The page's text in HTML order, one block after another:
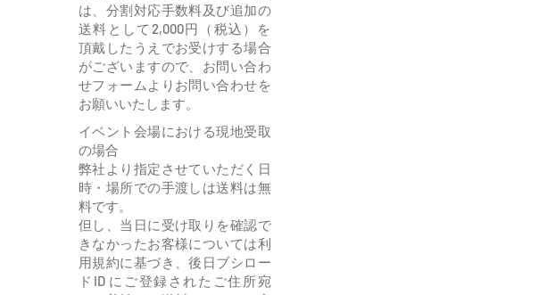
5.Raindrops -instrumental-
6.Take Me On -instrumental-
【Blu-ray】
【初回生産分限定封入特典】
・D4DJ Groovy Mix ディスクスキンシリアルコード
(有効期限：2024年10月9日(水)23:59まで)
・D4DJ Groovy Mix アイテムシリアルコード(音の真珠×5)
(有効期限：2024年10月9日(水)23:59まで)
・Abyssmareキャストブロマイドvol.2 １枚(全４種)
は、分割対応手数料及び追加の
送料として2,000円（税込）を
頂戴したうえでお受けする場合
がございますので、お問い合わ
せフォームよりお問い合わせを
お願いいたします。
イベント会場における現地受取
の場合
弊社より指定させていただく日
時・場所での手渡しは送料は無
料です。
但し、当日に受け取りを確認で
きなかったお客様については利
用規約に基づき、後日ブシロー
ドID にご登録されたご住所宛